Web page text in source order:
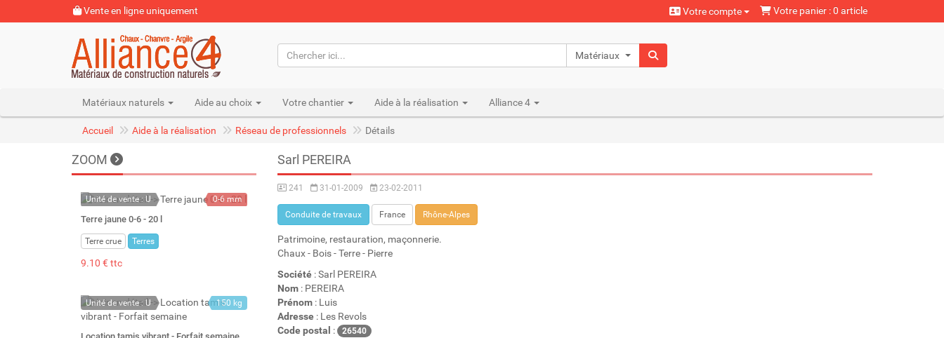
Vente en ligne uniquement Votre compte Votre panier : 0 article
Matériaux naturels
Matériaux naturels Aide au choix Votre chantier Aide à la réalisation Alliance 4
Accueil Aide à la réalisation Réseau de professionnels Détails
ZOOM
Unité de vente : U
0-6 mm
Terre jaune 0-6 - 20 l
Terre crue Terres
9.10 € ttc
Unité de vente : U 150 kg
Sarl PEREIRA
241 31-01-2009 23-02-2011
Conduite de travaux France Rhône-Alpes
Patrimoine, restauration, maçonnerie.
Chaux - Bois - Terre - Pierre
Société: Sarl PEREIRA
Nom: PEREIRA
Prénom: Luis
Adresse: Les Revols
Code postal : 26540